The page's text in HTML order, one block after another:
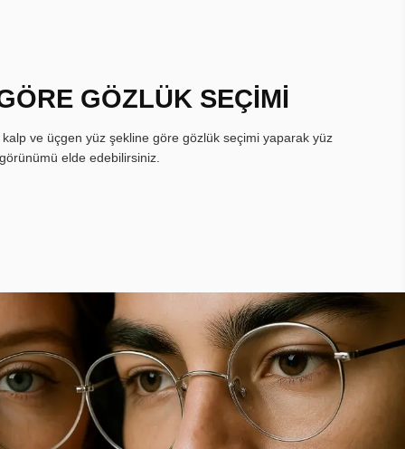
GÖZLÜK SEÇİMİ
ve üçgen yüz şekline göre gözlük seçimi yaparak yüz
elde edebilirsiniz.